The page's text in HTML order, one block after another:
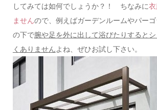
してみては如何でしょうか？！ ちなみに
ませんので、例えばガーデンルームやパー
の下で腕や足を外に出して浴びたりすると
くありませんよね、ぜひお試し下さい。